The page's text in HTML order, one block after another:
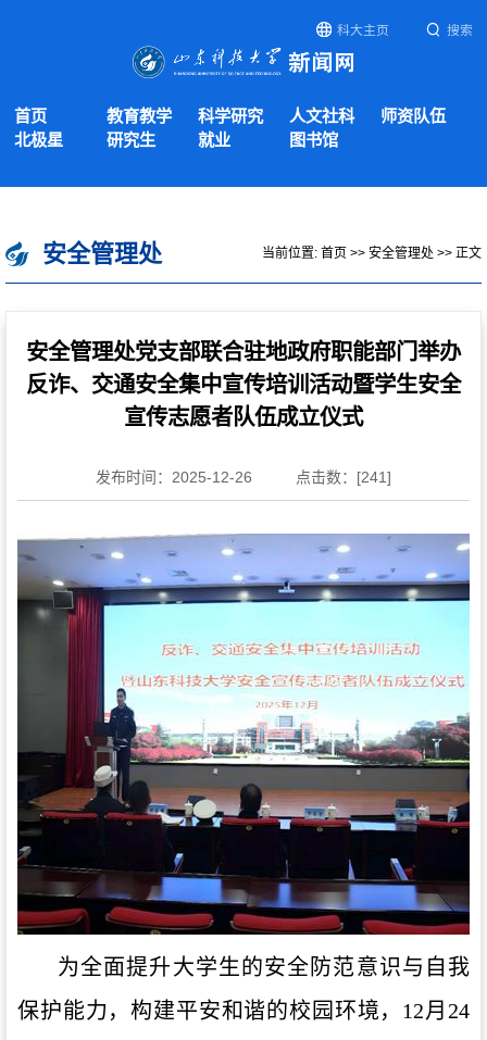
科大主页 搜索
首页 教育教学 科学研究 人文社科
师资队伍
北极星
研究生 就业 图书馆
安全管理处 当前位置: 首页 >> 安全管理处 >> 正文
安全管理处党支部联合驻地政府职能部门举办
反诈、交通安全集中宣传培训活动暨学生安全
宣传志愿者队伍成立仪式
发布时间：2025-12-26 点击数：[241]
为全面提升大学生的安全防范意识与自我
保护能力，构建平安和谐的校园环境，12月24